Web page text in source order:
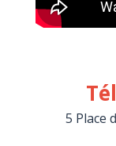
5 Place